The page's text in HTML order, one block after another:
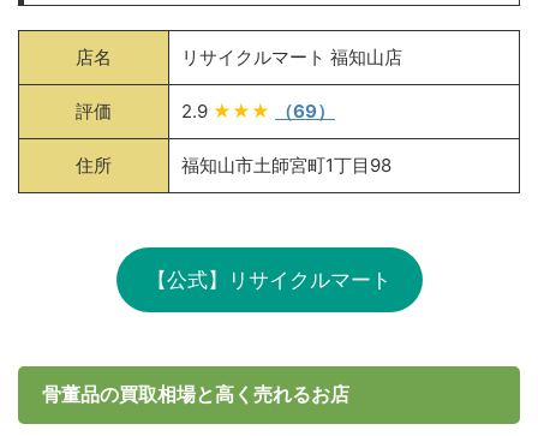
店名 リサイクルマート 福知山店
評価 2.9 ★★★ （69）
住所 福知山市土師宮町1丁目98
【公式】リサイクルマート
骨董品の買取相場と高く売れるお店